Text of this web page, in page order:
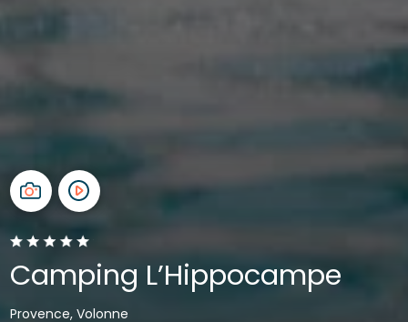
Camping L’Hippocampe
Provence, Volonne